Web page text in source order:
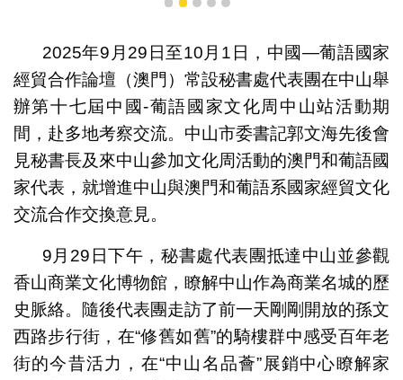
1 2 3 4 5
2025年9月29日至10月1日，中國—葡語國家
經貿合作論壇（澳門）常設秘書處代表團在中山舉
辦第十七屆中國-葡語國家文化周中山站活動期
間，赴多地考察交流。中山市委書記郭文海先後會
見秘書長及來中山參加文化周活動的澳門和葡語國
家代表，就增進中山與澳門和葡語系國家經貿文化
交流合作交換意見。
9月29日下午，秘書處代表團抵達中山並參觀
香山商業文化博物館，瞭解中山作為商業名城的歷
史脈絡。隨後代表團走訪了前一天剛剛開放的孫文
西路步行街，在“修舊如舊”的騎樓群中感受百年老
街的今昔活力，在“中山名品薈”展銷中心瞭解家